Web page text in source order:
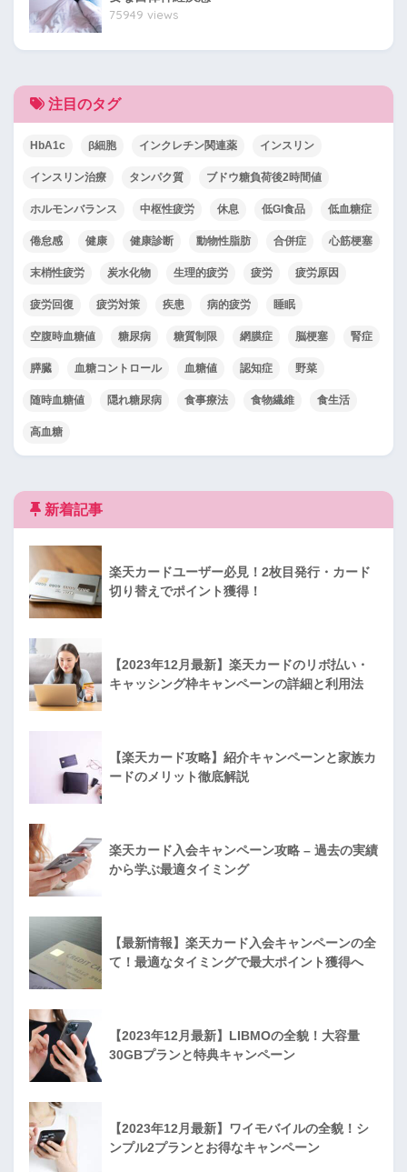
75949 views
注目のタグ
HbA1c β細胞 インクレチン関連薬 インスリン
インスリン治療 タンパク質 ブドウ糖負荷後2時間値
ホルモンバランス 中枢性疲労 休息 低GI食品 低血糖症
倦怠感 健康 健康診断 動物性脂肪 合併症 心筋梗塞
末梢性疲労 炭水化物 生理的疲労 疲労 疲労原因
疲労回復 疲労対策 疾患 病的疲労 睡眠
空腹時血糖値 糖尿病 糖質制限 網膜症 脳梗塞 腎症
膵臓 血糖コントロール 血糖値 認知症 野菜
随時血糖値 隠れ糖尿病 食事療法 食物繊維 食生活
高血糖
新着記事
楽天カードユーザー必見！2枚目発行・カード
切り替えでポイント獲得！
【2023年12月最新】楽天カードのリボ払い・
キャッシング枠キャンペーンの詳細と利用法
【楽天カード攻略】紹介キャンペーンと家族カ
ードのメリット徹底解説
楽天カード入会キャンペーン攻略 – 過去の実績
から学ぶ最適タイミング
【最新情報】楽天カード入会キャンペーンの全
て！最適なタイミングで最大ポイント獲得へ
【2023年12月最新】LIBMOの全貌！大容量
30GBプランと特典キャンペーン
【2023年12月最新】ワイモバイルの全貌！シ
ンプル2プランとお得なキャンペーン